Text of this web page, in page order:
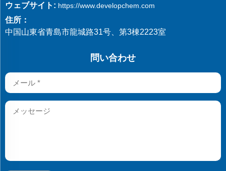
ウェブサイト: https://www.developchem.com
住所：
中国山東省青島市龍城路31号、第3棟2223室
問い合わせ